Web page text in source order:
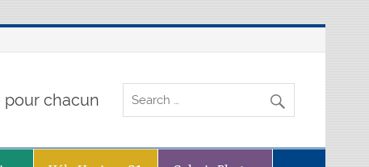
pour chacun